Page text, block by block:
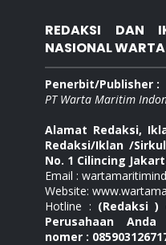
REDAKSI DAN
NASIONAL
Penerbit/Publisher :
PT Warta Maritim
Alamat Redaksi,
Redaksi/Iklan /
No. 1 Cilincing
Email :
Website:
Hotline : (Redaksi )
Perusahaan
nomer :